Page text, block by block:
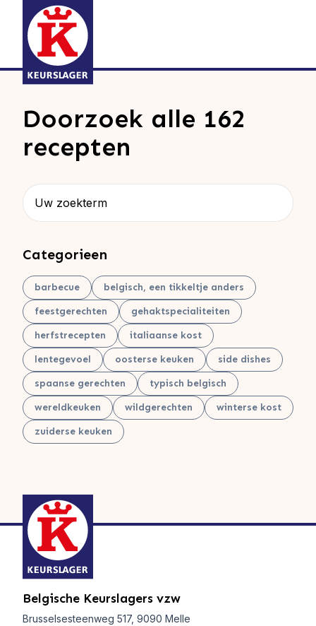
Doorzoek alle 162
recepten
Categorieen
barbecue
belgisch, een tikkeltje anders
feestgerechten
gehaktspecialiteiten
herfstrecepten
italiaanse kost
lentegevoel
oosterse keuken
side dishes
spaanse gerechten
typisch belgisch
wereldkeuken
wildgerechten
winterse kost
zuiderse keuken
Belgische Keurslagers vzw
Brusselsesteenweg 517, 9090 Melle